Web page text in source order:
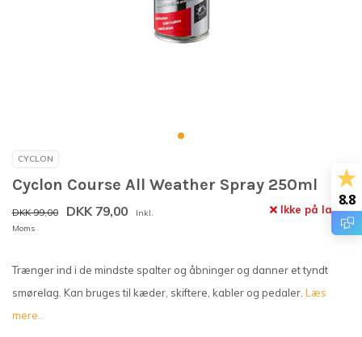
CYCLON
Cyclon Course All Weather Spray 250ml
DKK 99,00 DKK 79,00
Inkl.
Moms
Ikke på lager
Trænger ind i de mindste spalter og åbninger og danner et tyndt
smørelag. Kan bruges til kæder, skiftere, kabler og pedaler. Læs
mere..
8.8